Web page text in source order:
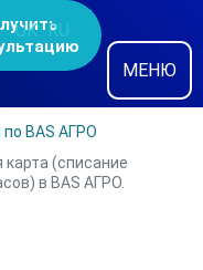
UK RU
МЕНЮ
по BAS АГРО
(списание
в BAS АГРО.